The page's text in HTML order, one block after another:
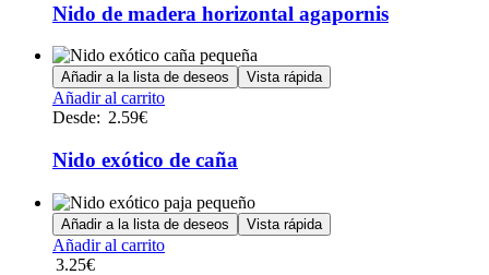
Nido de madera horizontal agapornis
Añadir a la lista de deseos Vista rápida
Añadir al carritoEste
múltiples
variantes.
Las
opciones
se
pueden
Desde: 2.59€
Nido exótico de caña
Añadir a la lista de deseos Vista rápida
Añadir al carrito
3.25€